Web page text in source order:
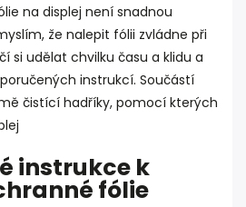
na displej není snadnou
že nalepit fólii zvládne při
si udělat chvilku času a klidu a
instrukcí. Součástí
čistící hadříky, pomocí kterých
instrukce k
fólie